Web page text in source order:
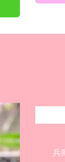
兵